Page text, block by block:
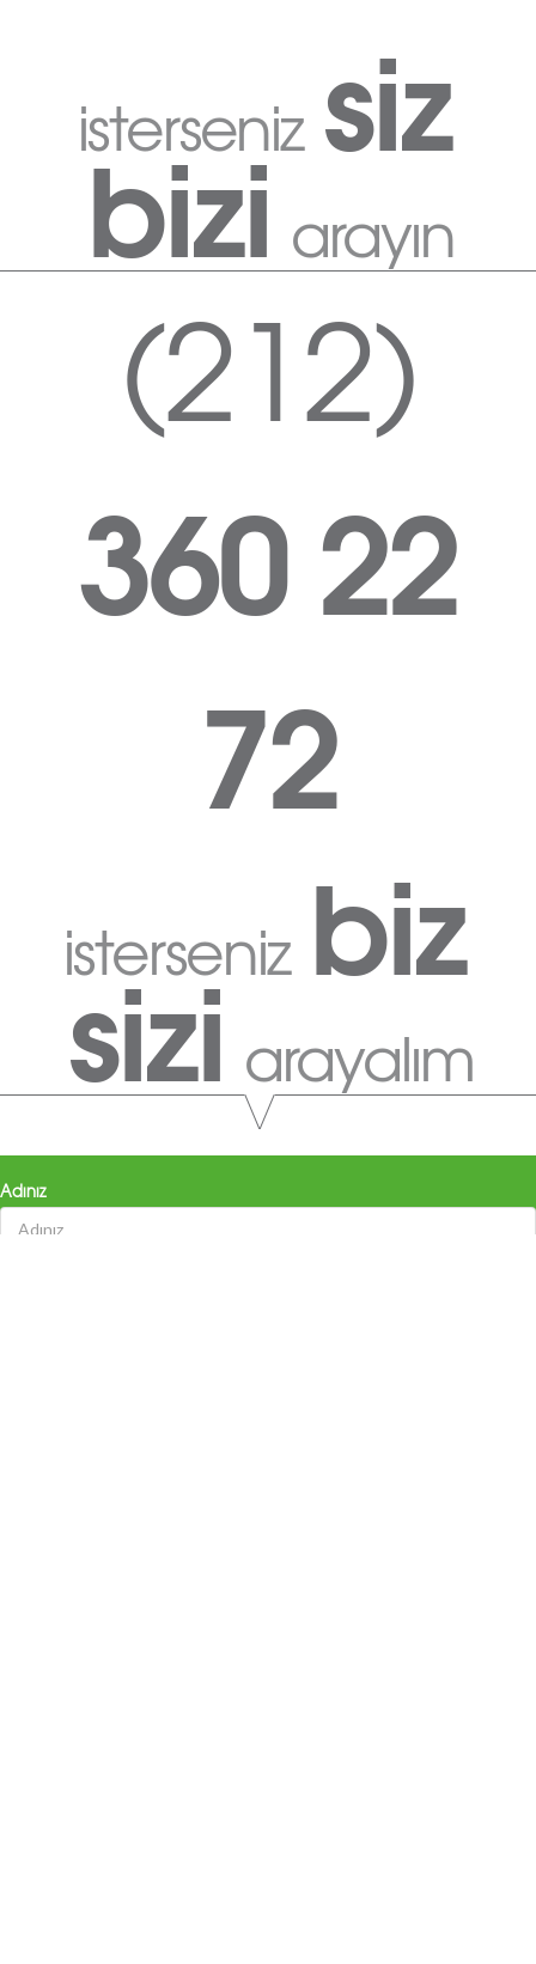
isterseniz siz
bizi arayın
(212)
360 22
72
isterseniz biz
sizi arayalım
Adınız